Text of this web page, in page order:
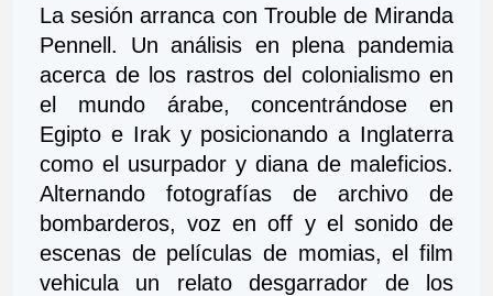
La sesión arranca con Trouble de Miranda
Pennell. Un análisis en plena pandemia
acerca de los rastros del colonialismo en
el mundo árabe, concentrándose en
Egipto e Irak y posicionando a Inglaterra
como el usurpador y diana de maleficios.
Alternando fotografías de archivo de
bombarderos, voz en off y el sonido de
escenas de películas de momias, el film
vehicula un relato desgarrador de los